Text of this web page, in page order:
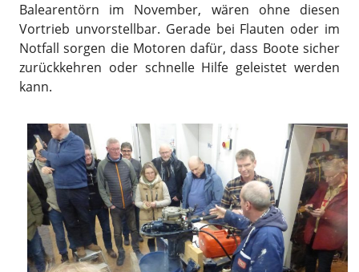
Balearentörn im November, wären ohne diesen
Vortrieb unvorstellbar. Gerade bei Flauten oder im
Notfall sorgen die Motoren dafür, dass Boote sicher
zurückkehren oder schnelle Hilfe geleistet werden
kann.